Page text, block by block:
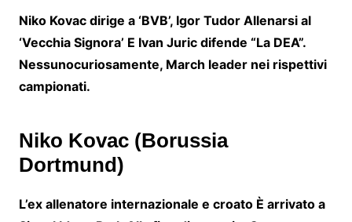
Niko Kovacdirige a ‘BVB’, Igor TudorAllenarsi al
‘Vecchia Signora’ E Ivan Juric difende “La DEA”.
Nessunocuriosamente, March leader nei rispettivi
campionati.
Niko Kovac (Borussia
Dortmund)
L’ex allenatore internazionale e croato È arrivato a